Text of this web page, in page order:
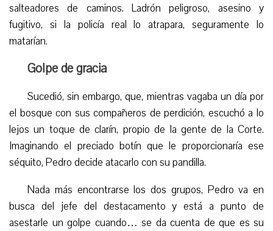
salteadores de caminos. Ladrón peligroso, asesino y
fugitivo, si la policía real lo atrapara, seguramente lo
matarían.
Golpe de gracia
Sucedió, sin embargo, que, mientras vagaba un día por
el bosque con sus compañeros de perdición, escuchó a lo
lejos un toque de clarín, propio de la gente de la Corte.
Imaginando el preciado botín que le proporcionaría ese
séquito, Pedro decide atacarlo con su pandilla.
Nada más encontrarse los dos grupos, Pedro va en
busca del jefe del destacamento y está a punto de
asestarle un golpe cuando… se da cuenta de que es su